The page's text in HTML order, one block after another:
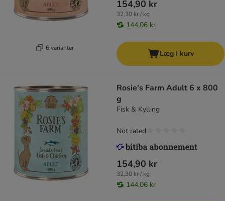
6 varianter
154,90 kr
32,30 kr / kg
144,06 kr
Læg i kurv
Rosie's Farm Adult 6 x 800
g
Fisk & Kylling
154,90 kr
32,30 kr / kg
144,06 kr
Not rated